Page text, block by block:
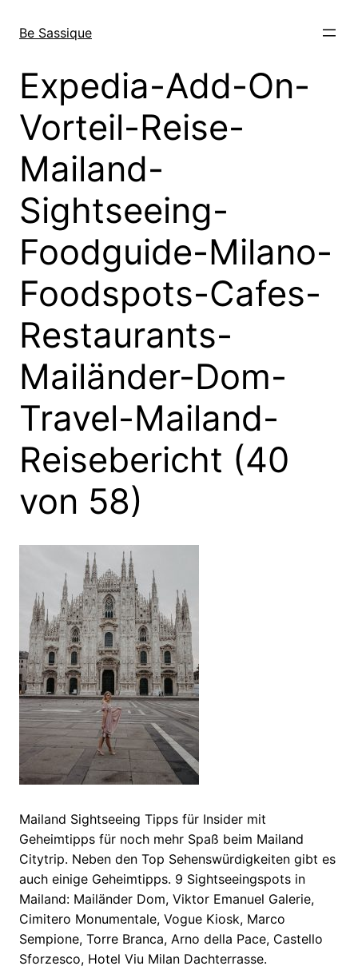
zum
wechseln
Be Sassique
Expedia-Add-On-
Vorteil-Reise-
Mailand-
Sightseeing-
Foodguide-Milano-
Foodspots-Cafes-
Restaurants-
Mailänder-Dom-
Travel-Mailand-
Reisebericht (40
von 58)
Mailand Sightseeing Tipps für Insider mit
Geheimtipps für noch mehr Spaß beim Mailand
Citytrip. Neben den Top Sehenswürdigkeiten gibt es
auch einige Geheimtipps. 9 Sightseeingspots in
Mailand: Mailänder Dom, Viktor Emanuel Galerie,
Cimitero Monumentale, Vogue Kiosk, Marco
Sempione, Torre Branca, Arno della Pace, Castello
Sforzesco, Hotel Viu Milan Dachterrasse.